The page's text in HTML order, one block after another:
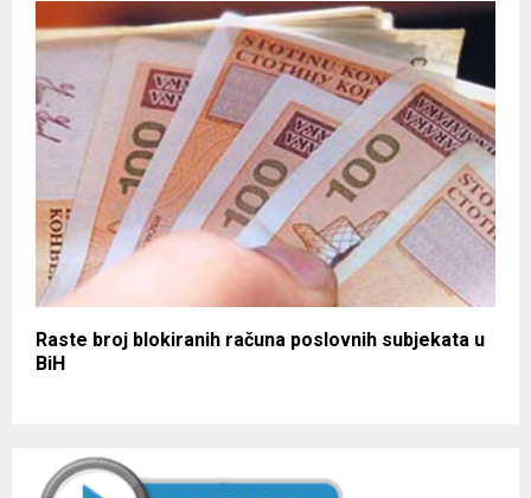
Raste broj blokiranih računa poslovnih subjekata u
BiH